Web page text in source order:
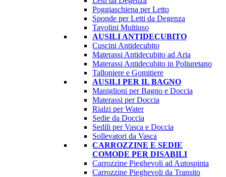
Poggiaschiena per Letto
Sponde per Letti da Degenza
Tavolini Multiuso
AUSILI ANTIDECUBITO
Cuscini Antidecubito
Materassi Antidecubito ad Aria
Materassi Antidecubito in Poliuretano
Talloniere e Gomitiere
AUSILI PER IL BAGNO
Maniglioni per Bagno e Doccia
Materassi per Doccia
Rialzi per Water
Sedie da Doccia
Sedili per Vasca e Doccia
Sollevatori da Vasca
CARROZZINE E SEDIE
COMODE PER DISABILI
Carrozzine Pieghevoli ad Autospinta
Carrozzine Pieghevoli da Transito